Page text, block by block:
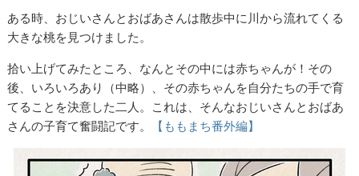
ある時、おじいさんとおばあさんは散歩中に川から流れてくる
大きな桃を見つけました。
拾い上げてみたところ、なんとその中には赤ちゃんが！その
後、いろいろあり（中略）、その赤ちゃんを自分たちの手で育
てることを決意した二人。これは、そんなおじいさんとおばあ
さんの子育て奮闘記です。
【ももまち番外編】